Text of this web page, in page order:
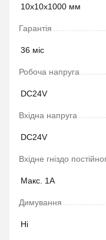
10х10х1000 мм
Гарантія
36 міс
Робоча напруга
DC24V
Вхідна напруга
DC24V
Вхідне гніздо
Макс. 1А
Димування
Ні